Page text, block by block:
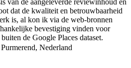
van de aangeleverde reviewinhoud en
dat de kwaliteit en betrouwbaarheid
is, al kon ik via de web-bronnen
bevestiging vinden voor
de Google Places dataset.
Nederland